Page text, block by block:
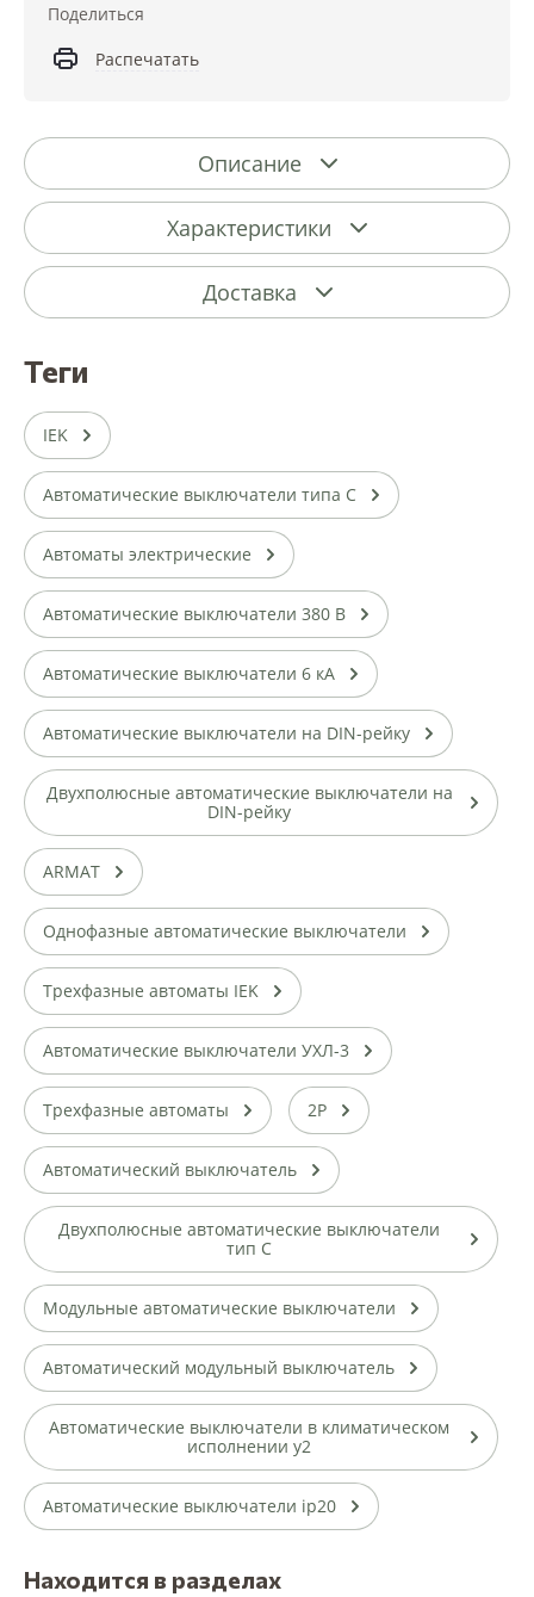
Поделиться
Распечатать
Описание
Характеристики
Доставка
теги
IEK
Автоматические выключатели типа С
Автоматы электрические
Автоматические выключатели 380 В
Автоматические выключатели 6 кА
Автоматические выключатели на DIN-рейку
Двухполюсные автоматические выключатели на
DIN-рейку
ARMAT
Однофазные автоматические выключатели
Трехфазные автоматы IEK
Автоматические выключатели УХЛ-3
Трехфазные автоматы 2P
Автоматический выключатель
Двухполюсные автоматические выключатели
тип С
Модульные автоматические выключатели
Автоматический модульный выключатель
Автоматические выключатели в климатическом
исполнении у2
Автоматические выключатели ip20
Находится в разделах